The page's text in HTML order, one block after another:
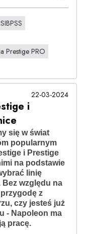
Prestige PRO
22-03-2024
i
się w świat
popularnym
i Prestige
na podstawie
linię
względu na
z
czy jesteś już
- Napoleon ma
pracę.